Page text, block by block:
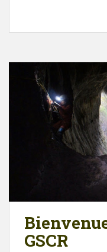
GSCR